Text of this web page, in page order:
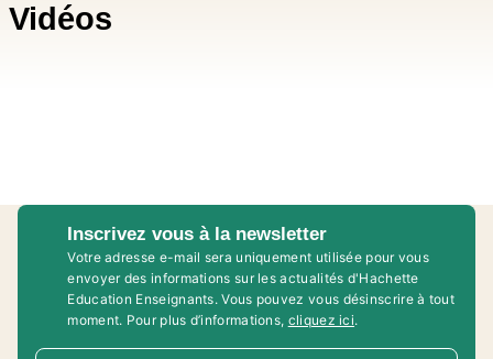
Vidéos
Inscrivez vous à la newsletter
Votre adresse e-mail sera uniquement utilisée pour vous
envoyer des informations sur les actualités d'Hachette
Education Enseignants. Vous pouvez vous désinscrire à tout
moment. Pour plus d’informations, cliquez ici.